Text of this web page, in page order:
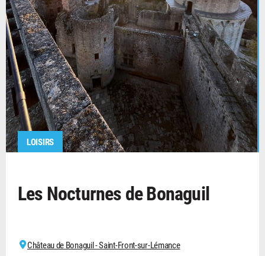
LOISIRS
Les Nocturnes de Bonaguil
Château de Bonaguil - Saint-Front-sur-Lémance